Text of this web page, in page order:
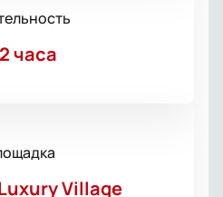
2 часа
Village